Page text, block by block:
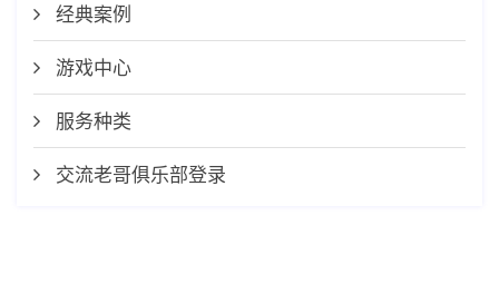
经典案例
游戏中心
服务种类
交流老哥俱乐部登录